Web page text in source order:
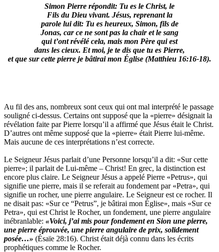
Simon Pierre répondit: Tu es le Christ, le
Fils du Dieu vivant. Jésus, reprenant la
parole lui dit: Tu es heureux, Simon, fils de
Jonas, car ce ne sont pas la chair et le sang
qui t’ont révélé cela, mais mon Père qui est
dans les cieux. Et moi, je te dis que tu es Pierre,
et que sur cette pierre je bâtirai mon Église (Matthieu 16:16-18).
Au fil des ans, nombreux sont ceux qui ont mal interprété le passage
souligné ci-dessus. Certains ont supposé que la «pierre» désignait la
révélation faite par Pierre lorsqu’il a affirmé que Jésus était le Christ.
D’autres ont même supposé que la «pierre» était Pierre lui-même.
Mais aucune de ces interprétations n’est correcte.
Le Seigneur Jésus parlait d’une Personne lorsqu’il a dit: «Sur cette
pierre»; il parlait de Lui-même – Christ! En grec, la distinction est
encore plus claire. Le Seigneur Jésus a appelé Pierre «Petrus», qui
signifie une pierre, mais il se referait au fondement par «Petra», qui
signifie un rocher, une pierre angulaire. Le Seigneur est ce rocher. Il
ne disait pas: «Sur ce “Petrus”, je bâtirai mon Église», mais «Sur ce
Petra», qui est Christ le Rocher, un fondement, une pierre angulaire
inébranlable: «Voici, j’ai mis pour fondement en Sion une pierre,
une pierre éprouvée, une pierre angulaire de prix, solidement
posée…» (Ésaïe 28:16). Christ était déjà connu dans les écrits
prophétiques comme le Rocher.